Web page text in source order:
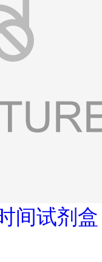
间试剂盒